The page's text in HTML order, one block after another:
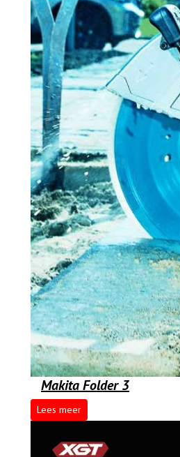
Makita Folder 3
Lees meer